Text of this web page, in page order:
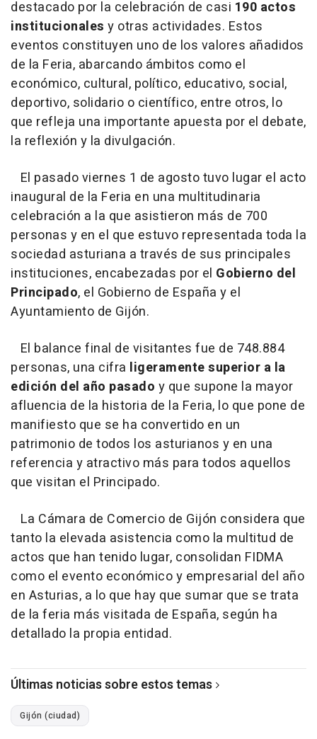
destacado por la celebración de casi 190 actos
institucionales y otras actividades. Estos
eventos constituyen uno de los valores añadidos
de la Feria, abarcando ámbitos como el
económico, cultural, político, educativo, social,
deportivo, solidario o científico, entre otros, lo
que refleja una importante apuesta por el debate,
la reflexión y la divulgación.
El pasado viernes 1 de agosto tuvo lugar el acto
inaugural de la Feria en una multitudinaria
celebración a la que asistieron más de 700
personas y en el que estuvo representada toda la
sociedad asturiana a través de sus principales
instituciones, encabezadas por el Gobierno del
Principado, el Gobierno de España y el
Ayuntamiento de Gijón.
El balance final de visitantes fue de 748.884
personas, una cifra ligeramente superior a la
edición del año pasado y que supone la mayor
afluencia de la historia de la Feria, lo que pone de
manifiesto que se ha convertido en un
patrimonio de todos los asturianos y en una
referencia y atractivo más para todos aquellos
que visitan el Principado.
La Cámara de Comercio de Gijón considera que
tanto la elevada asistencia como la multitud de
actos que han tenido lugar, consolidan FIDMA
como el evento económico y empresarial del año
en Asturias, a lo que hay que sumar que se trata
de la feria más visitada de España, según ha
detallado la propia entidad.
Últimas noticias sobre estos temas
Gijón (ciudad)